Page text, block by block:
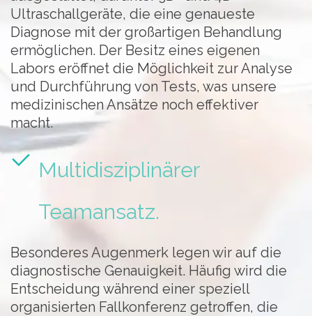
Ultraschallgeräte, die eine genaueste
Diagnose mit der großartigen Behandlung
ermöglichen. Der Besitz eines eigenen
Labors eröffnet die Möglichkeit zur Analyse
und Durchführung von Tests, was unsere
medizinischen Ansätze noch effektiver
macht.
Multidisziplinärer
Teamansatz.
Besonderes Augenmerk legen wir auf die
diagnostische Genauigkeit. Häufig wird die
Entscheidung während einer speziell
organisierten Fallkonferenz getroffen, die